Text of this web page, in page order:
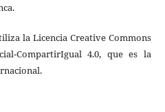
la Licencia Creative Commons
CompartirIgual 4.0, que es la